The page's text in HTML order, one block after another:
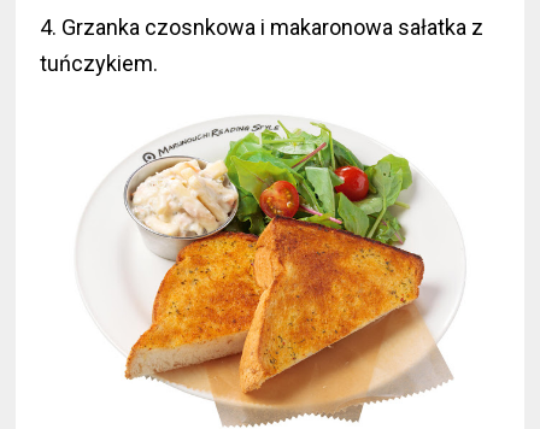
4. Grzanka czosnkowa i makaronowa sałatka z
tuńczykiem.